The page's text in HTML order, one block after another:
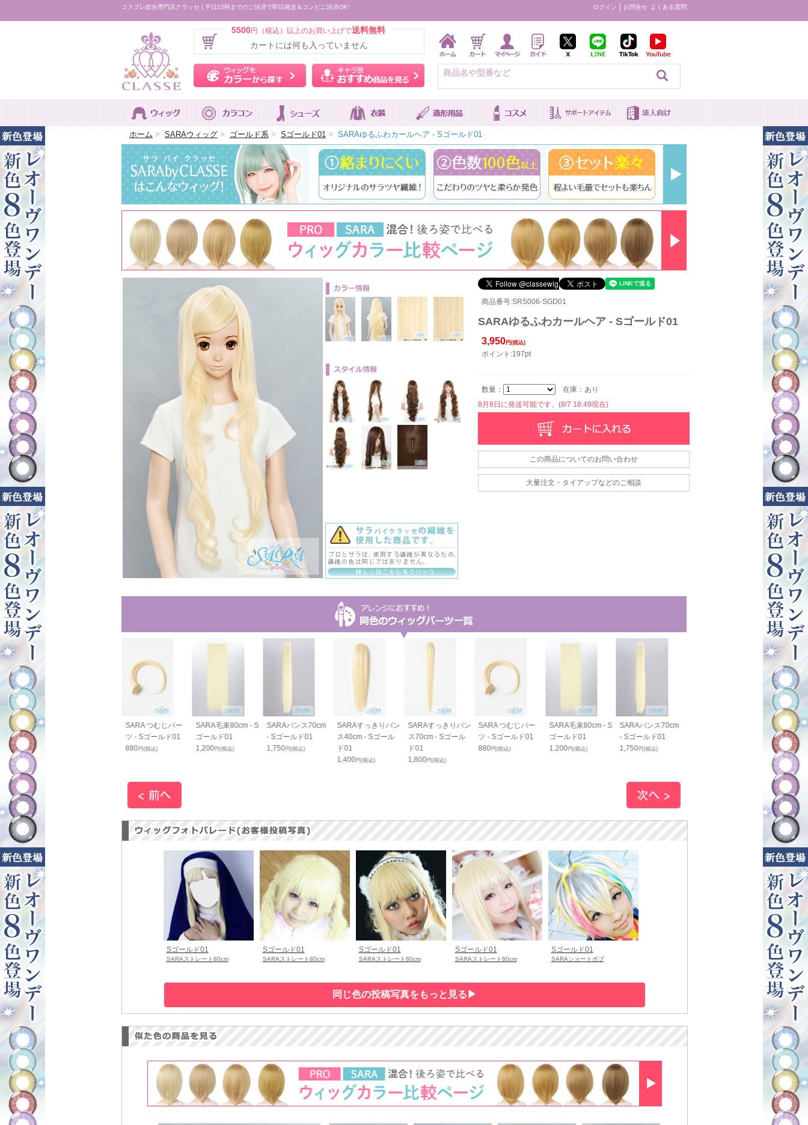
コスプレ総合専門店クラッセ | 平日15時までのご決済で即日発送＆コンビニ決済OK! ログイン お問合せ よくある質問
5500円（税込）以上のお買い上げで送料無料
カートには何も入っていません
ウィッグをカラーから探す キャラ別おすすめ商品を見る
ホーム > SARAウィッグ > ゴールド系 > Sゴールド01 > SARAゆるふわカールヘア - Sゴールド01
商品番号:SRS006-SGD01
SARAゆるふわカールヘア - Sゴールド01
3,950 円(税込)
ポイント:197pt
数量：
在庫：あり
8月8日に発送可能です。(8/7 18:49現在)
この商品についてのお問い合わせ
大量注文・タイアップなどのご相談
すっきりバン
- Sゴール
円(税込)
SARA つむじパー
ツ - Sゴールド01
880 円(税込)
SARA毛束80cm - S
ゴールド01
1,200 円(税込)
SARAバンス70cm
- Sゴールド01
1,750 円(税込)
SARAすっきりバン
ス40cm - Sゴール
ド01
1,400 円(税込)
SARAすっきりバン
ス70cm - Sゴール
ド01
1,800 円(税込)
SARA つむじパー
ツ - Sゴールド01
880 円(税込)
SARA毛束80cm - S
ゴールド01
1,200 円(税込)
SARAバンス70cm
- Sゴールド01
1,750 円(税込)
SARAすっき
ス70cm - Sゴ
ド01
1,800円(税込)
Sゴールド01
SARAストレート80cm
Sゴールド01
SARAストレート80cm
Sゴールド01
SARAストレート80cm
Sゴールド01
SARAストレート80cm
Sゴールド01
SARAショートボブ